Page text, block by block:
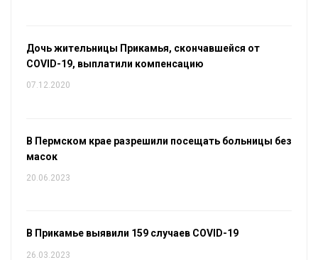
Дочь жительницы Прикамья, скончавшейся от
COVID-19, выплатили компенсацию
07.12.2020
В Пермском крае разрешили посещать больницы без
масок
20.06.2023
В Прикамье выявили 159 случаев COVID-19
26.03.2023